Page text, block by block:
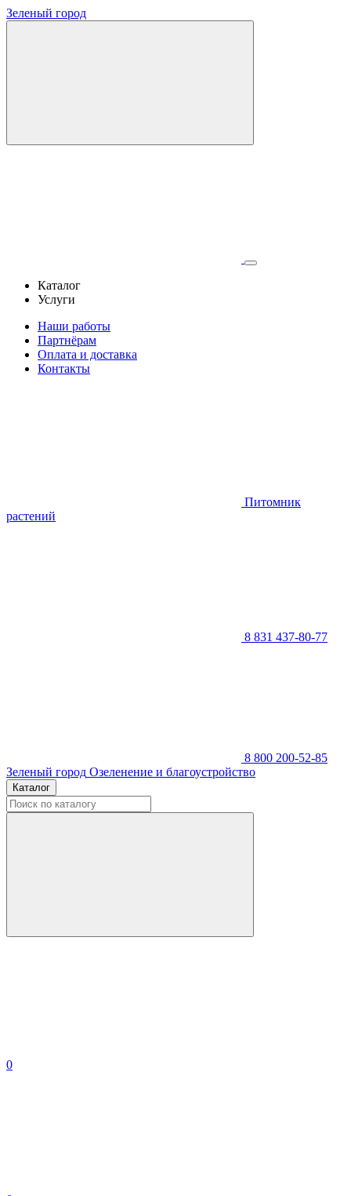
Зеленый город
Каталог
Услуги
Наши работы
Партнёрам
Оплата и доставка
Контакты
Питомник
растений
8 831 437-80-77
8 800 200-52-85
Зеленый город Озеленение и благоустройство
Каталог
0